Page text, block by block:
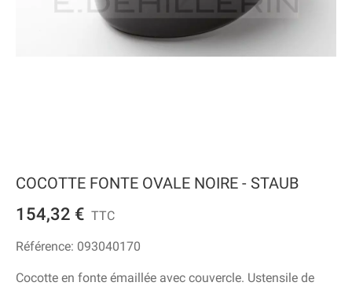
COCOTTE FONTE OVALE NOIRE - STAUB
154,32 € TTC
Référence: 093040170
Cocotte en fonte émaillée avec couvercle. Ustensile de